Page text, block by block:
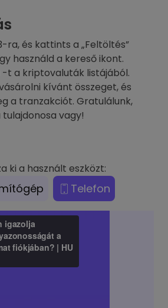
ra, és kattints a „Feltöltés”
használd a kereső ikont.
-t a kriptovaluták listájából.
kívánt összeget, és
a tranzakciót. Gratulálunk,
vagy!
ki a használt eszközt:
Telefon